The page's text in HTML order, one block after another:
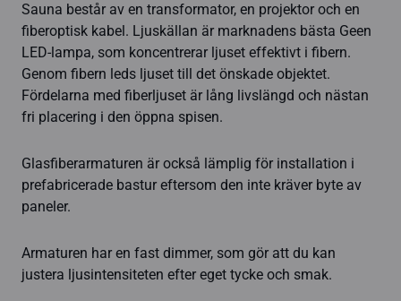
Sauna består av en transformator, en projektor och en
fiberoptisk kabel. Ljuskällan är marknadens bästa Geen
LED-lampa, som koncentrerar ljuset effektivt i fibern.
Genom fibern leds ljuset till det önskade objektet.
Fördelarna med fiberljuset är lång livslängd och nästan
fri placering i den öppna spisen.
Glasfiberarmaturen är också lämplig för installation i
prefabricerade bastur eftersom den inte kräver byte av
paneler.
Armaturen har en fast dimmer, som gör att du kan
justera ljusintensiteten efter eget tycke och smak.